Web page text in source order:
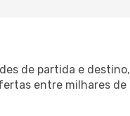
de partida e destino,
entre milhares de